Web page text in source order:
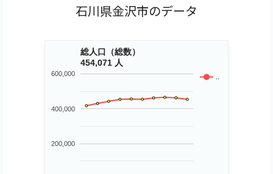
石川県金沢市のデータ
総人口（総数）
454,071 人
..
200,000
400,000
600,000